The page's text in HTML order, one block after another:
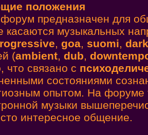
положения
предназначен для
касаются музыкальных
, goa, suomi, dark
(ambient, dub,
что связано с
состояниями
опытом. На форуме
музыки
интересное общение.